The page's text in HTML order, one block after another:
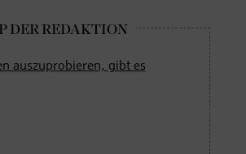
auszuprobieren, gibt es